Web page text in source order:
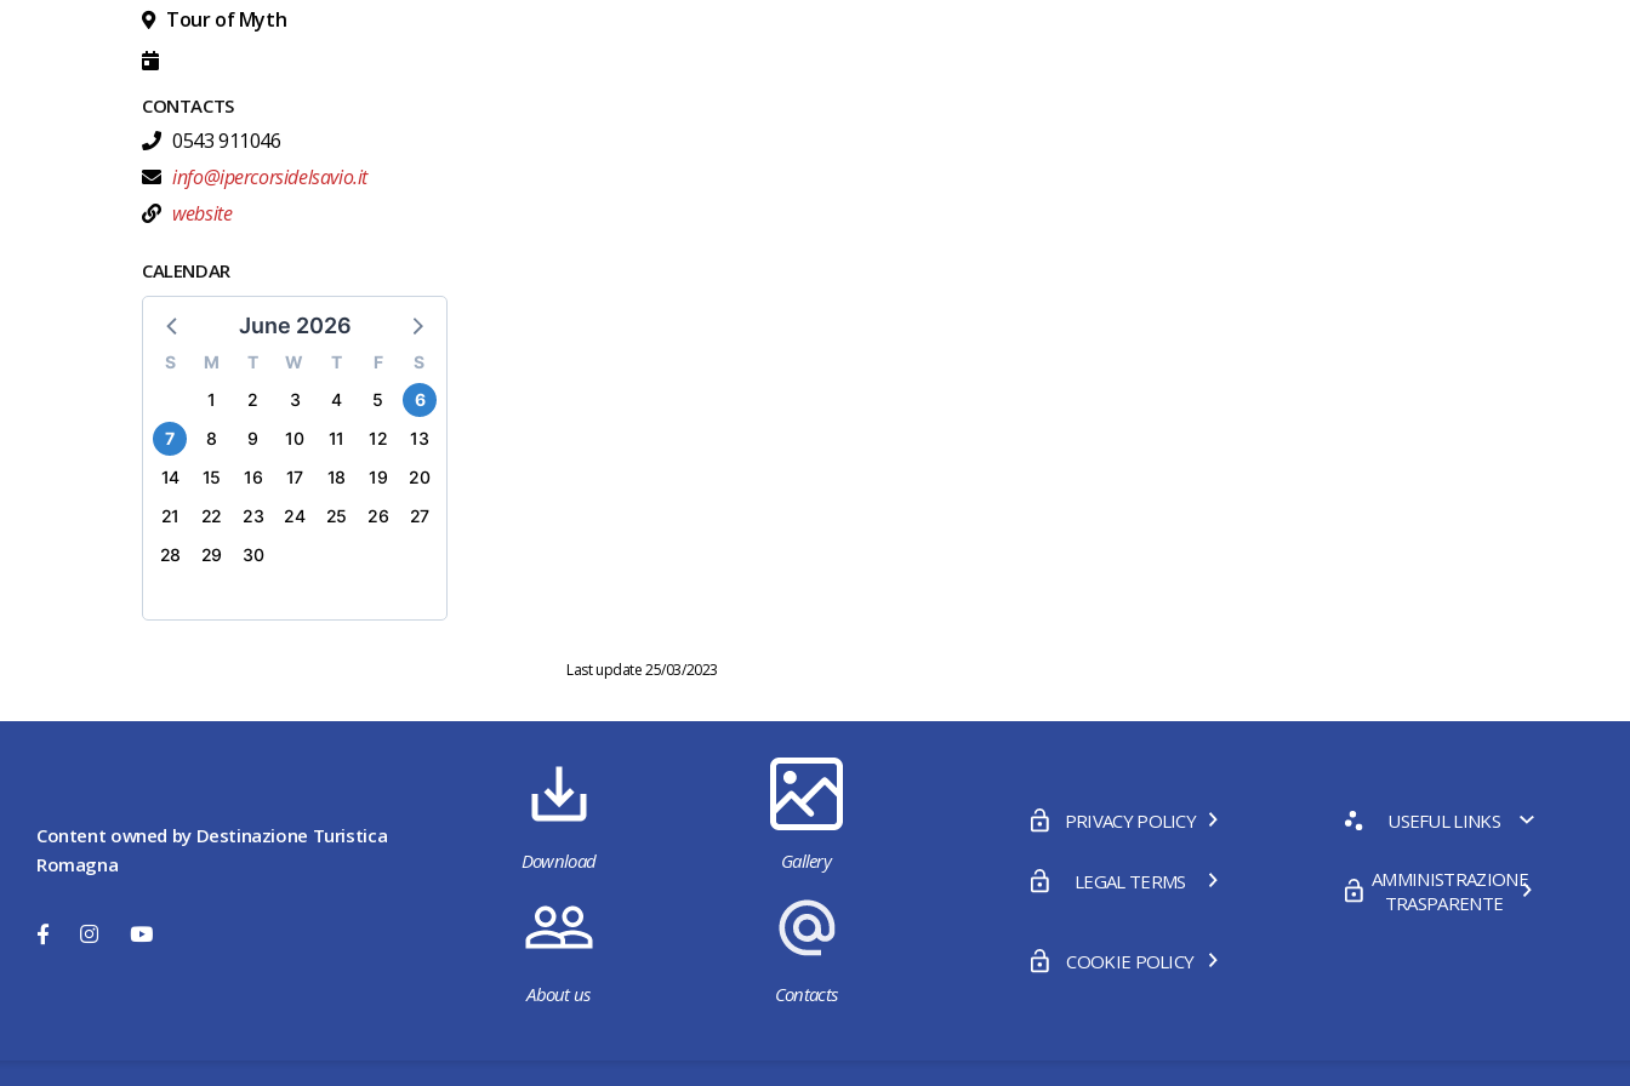
Tour of Myth
CONTACTS
0543 911046
info@ipercorsidelsavio.it
website
CALENDAR
June 2026
S M T W T F
S
1
2 3 4 5
6
7
8 9 10 11 12
13
14
15 16 17 18 19
20
21
22 23 24 25 26
27
28
29 30
Last update 25/03/2023
Content owned by Destinazione Turistica
Romagna
Download Gallery
About us Contacts
PRIVACY POLICY USEFUL LINKS
LEGAL TERMS
AMMINISTRAZIONE
TRASPARENTE
COOKIE POLICY